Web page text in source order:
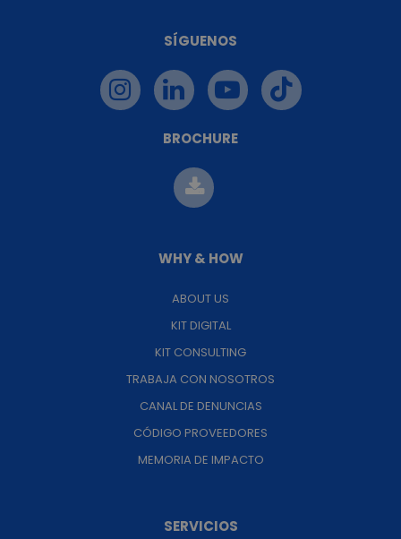
SÍGUENOS
BROCHURE
WHY & HOW
ABOUT US
KIT DIGITAL
KIT CONSULTING
TRABAJA CON NOSOTROS
CANAL DE DENUNCIAS
CÓDIGO PROVEEDORES
MEMORIA DE IMPACTO
SERVICIOS